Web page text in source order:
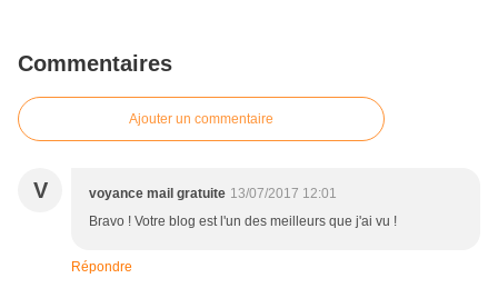
Commentaires
Ajouter un commentaire
V voyance mail gratuite 13/07/2017 12:01
Bravo ! Votre blog est l'un des meilleurs que j'ai vu !
Répondre